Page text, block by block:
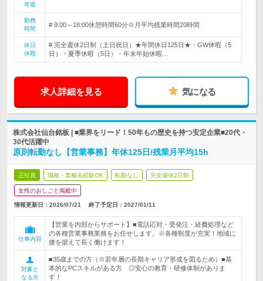
年収
勤務
時間
# 9:00～18:00休憩時間60分※月平均残業時間20時間
休日
休暇
# 完全週休2日制（土日祝日）★年間休日125日★・GW休暇（5
日）・夏季休暇（5日）・年末年始休暇…
求人詳細を見る 気になる
株式会社仙台銘板 | ■業界をリード！50年もの歴史を持つ安定企業■20代・
30代活躍中
原則転勤なし【営業事務】年休125日/残業月平均15h
正社員 職種・業種未経験OK 転勤なし 完全週休2日制
女性のおしごと掲載中
情報更新日：2026/07/21 終了予定日： 2027/01/11
仕事内容
【営業を内部からサポート】■電話応対・受発注・経費処理など
の各種営業事務業務をお任せします。※各種制度が充実！地域に
腰を据えて長く働けます！
対象と
なる方
■35歳までの方（※若年層の長期キャリア形成を図るため）■基
本的なPCスキルがある方 ◎安心の教育・研修体制がありま
す！